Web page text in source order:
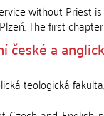
without
The first
české a
teologická fakulta,